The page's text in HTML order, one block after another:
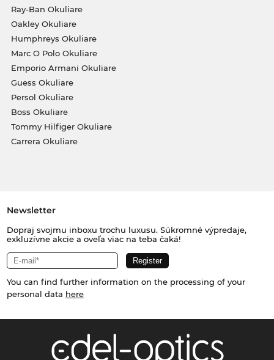
Ray-Ban Okuliare
Oakley Okuliare
Humphreys Okuliare
Marc O Polo Okuliare
Emporio Armani Okuliare
Guess Okuliare
Persol Okuliare
Boss Okuliare
Tommy Hilfiger Okuliare
Carrera Okuliare
Newsletter
Dopraj svojmu inboxu trochu luxusu. Súkromné výpredaje,
exkluzívne akcie a oveľa viac na teba čaká!
You can find further information on the processing of your
personal data here